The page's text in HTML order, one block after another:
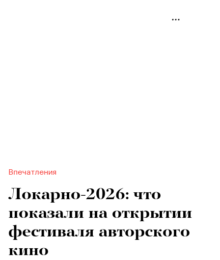
Впечатления
Локарно-2026: что
показали на открытии
фестиваля авторского
кино